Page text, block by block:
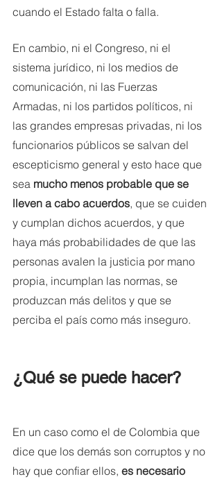
cuando el Estado falta o falla.
En cambio, ni el Congreso, ni el
sistema jurídico, ni los medios de
comunicación, ni las Fuerzas
Armadas, ni los partidos políticos, ni
las grandes empresas privadas, ni los
funcionarios públicos se salvan del
escepticismo general y esto hace que
sea mucho menos probable que se
lleven a cabo acuerdos, que se cuiden
y cumplan dichos acuerdos, y que
haya más probabilidades de que las
personas avalen la justicia por mano
propia, incumplan las normas, se
produzcan más delitos y que se
perciba el país como más inseguro.
¿Qué se puede hacer?
En un caso como el de Colombia que
dice que los demás son corruptos y no
hay que confiar ellos, es necesario